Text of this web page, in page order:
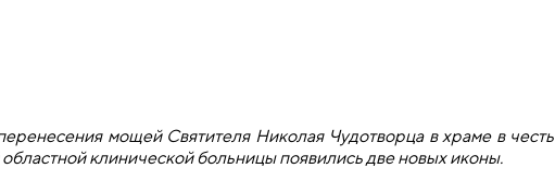
мощей Святителя Николая Чудотворца в храме в честь
клинической больницы появились две новых иконы.